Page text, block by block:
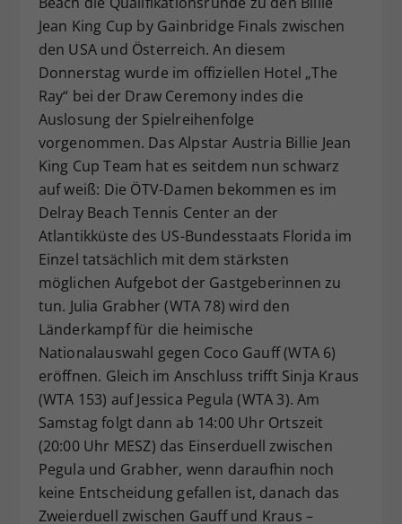
Jean King Cup by Gainbridge Finals zwischen
den USA und Österreich. An diesem
Donnerstag wurde im offiziellen Hotel „The
Ray“ bei der Draw Ceremony indes die
Auslosung der Spielreihenfolge
vorgenommen. Das Alpstar Austria Billie Jean
King Cup Team hat es seitdem nun schwarz
auf weiß: Die ÖTV-Damen bekommen es im
Delray Beach Tennis Center an der
Atlantikküste des US-Bundesstaats Florida im
Einzel tatsächlich mit dem stärksten
möglichen Aufgebot der Gastgeberinnen zu
tun. Julia Grabher (WTA 78) wird den
Länderkampf für die heimische
Nationalauswahl gegen Coco Gauff (WTA 6)
eröffnen. Gleich im Anschluss trifft Sinja Kraus
(WTA 153) auf Jessica Pegula (WTA 3). Am
Samstag folgt dann ab 14:00 Uhr Ortszeit
(20:00 Uhr MESZ) das Einserduell zwischen
Pegula und Grabher, wenn daraufhin noch
keine Entscheidung gefallen ist, danach das
Zweierduell zwischen Gauff und Kraus –
Zweck
Dieser Wert speichert Ihre Consent-
Einstellungen. Unter anderem eine
historische Speicherung Ihrer
vorgenommen Einstellungen, falls der
Webseiten-Betreiber dies eingestellt
hat.